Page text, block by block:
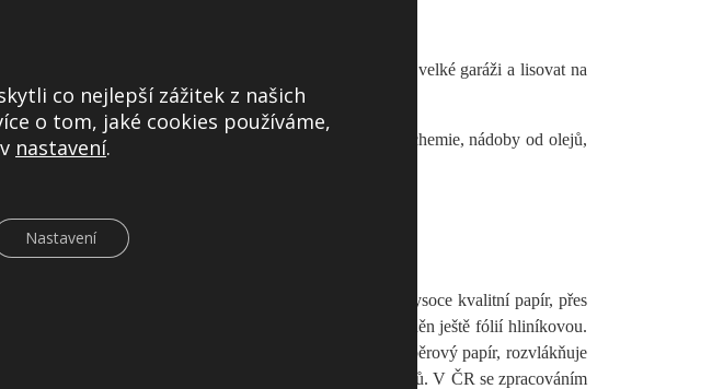
bez problémů třídit ručně na zpevněné ploše, nebo ve velké garáži a lisovat na
NEPATŔÍ nádoby od kosmetiky, nádoby od domácí chemie, nádoby od olejů,
Postup zpracování je stejný.
nebo třemi druhy materiálů, přičemž hlavní součástí je vysoce kvalitní papír, přes
fólií, pro zajištění trvanlivosti obsahu bývá doplněn ještě fólií hliníkovou.
Nápojový karton se proto zpracovává stejně jako sběrový papír, rozvlákňuje
páry a tepla, případně speciálních lisovaných výrobků. V ČR se zpracováním
co nejlepší zážitek z našich
o tom, jaké cookies používáme,
nastavení.
Nastavení